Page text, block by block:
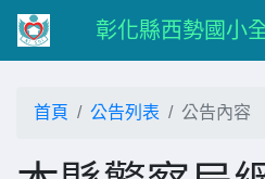
彰化縣西勢國小
首頁 公告列表 公告內容